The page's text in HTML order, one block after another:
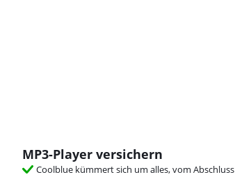
MP3-Player versichern
Coolblue kümmert sich um alles, vom